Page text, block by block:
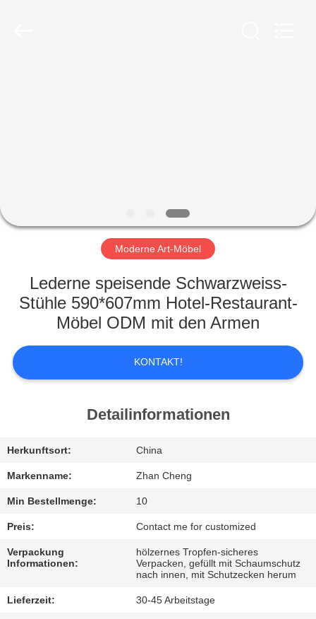
VR-
ÜBER
WERKSBESICHTIGUNG
QUALITÄTSKONTROLLE
BITTE
UM
EIN
ANGEBOT
SITEMAP
Moderne Art-Möbel
Lederne speisende Schwarzweiss-
Stühle 590*607mm Hotel-Restaurant-
Möbel ODM mit den Armen
KONTAKT!
Detailinformationen
Herkunftsort: China
Markenname: Zhan Cheng
Min Bestellmenge: 10
Preis: Contact me for customized
Verpackung
Informationen:
hölzernes Tropfen-sicheres
Verpacken, gefüllt mit Schaumschutz
nach innen, mit Schutzecken herum
Lieferzeit: 30-45 Arbeitstage